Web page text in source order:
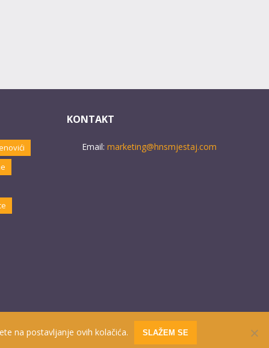
KONTAKT
Email: marketing@hnsmjestaj.com
na postavljanje ovih kolačića. SLAŽEM SE